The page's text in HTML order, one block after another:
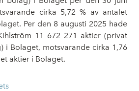
cirka 5,72 % av antalet
Per den 8 augusti 2025 hade
11 672 271 aktier (privat
i Bolaget, motsvarande cirka 1,76
aktier i Bolaget.